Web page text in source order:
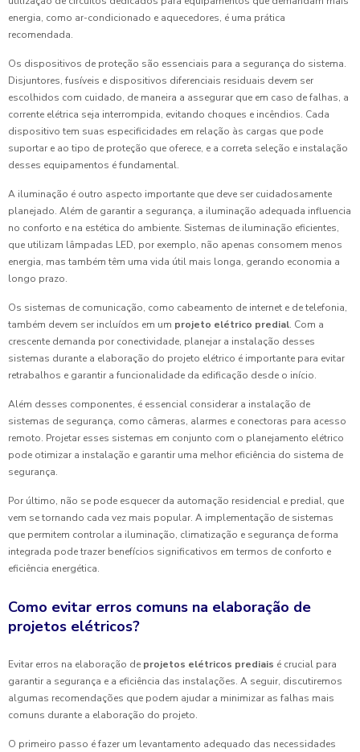
energia, como ar-condicionado e aquecedores, é uma prática
recomendada.
Os dispositivos de proteção são essenciais para a segurança do sistema.
Disjuntores, fusíveis e dispositivos diferenciais residuais devem ser
escolhidos com cuidado, de maneira a assegurar que em caso de falhas, a
corrente elétrica seja interrompida, evitando choques e incêndios. Cada
dispositivo tem suas especificidades em relação às cargas que pode
suportar e ao tipo de proteção que oferece, e a correta seleção e instalação
desses equipamentos é fundamental.
A iluminação é outro aspecto importante que deve ser cuidadosamente
planejado. Além de garantir a segurança, a iluminação adequada influencia
no conforto e na estética do ambiente. Sistemas de iluminação eficientes,
que utilizam lâmpadas LED, por exemplo, não apenas consomem menos
energia, mas também têm uma vida útil mais longa, gerando economia a
longo prazo.
Os sistemas de comunicação, como cabeamento de internet e de telefonia,
também devem ser incluídos em um projeto elétrico predial. Com a
crescente demanda por conectividade, planejar a instalação desses
sistemas durante a elaboração do projeto elétrico é importante para evitar
retrabalhos e garantir a funcionalidade da edificação desde o início.
Além desses componentes, é essencial considerar a instalação de
sistemas de segurança, como câmeras, alarmes e conectoras para acesso
remoto. Projetar esses sistemas em conjunto com o planejamento elétrico
pode otimizar a instalação e garantir uma melhor eficiência do sistema de
segurança.
Por último, não se pode esquecer da automação residencial e predial, que
vem se tornando cada vez mais popular. A implementação de sistemas
que permitem controlar a iluminação, climatização e segurança de forma
integrada pode trazer benefícios significativos em termos de conforto e
eficiência energética.
Como evitar erros comuns na elaboração de
projetos elétricos?
Evitar erros na elaboração de projetos elétricos prediais é crucial para
garantir a segurança e a eficiência das instalações. A seguir, discutiremos
algumas recomendações que podem ajudar a minimizar as falhas mais
comuns durante a elaboração do projeto.
O primeiro passo é fazer um levantamento adequado das necessidades